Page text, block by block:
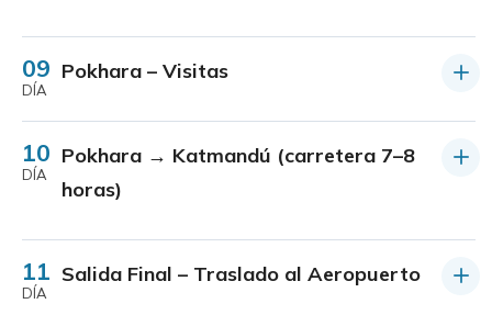
09
DÍA
Pokhara – Visitas
10
DÍA
Pokhara → Katmandú (carretera 7–8
horas)
11
DÍA
Salida Final – Traslado al Aeropuerto